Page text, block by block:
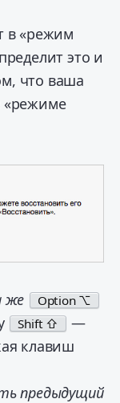
в «режим
это и
что ваша
«режиме
же Option ⌥
Shift ⇧
—
клавиш
предыдущий